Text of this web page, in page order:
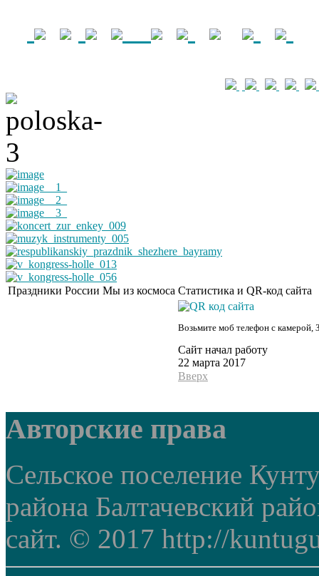
Праздники России Мы из космоса Статистика и QR-код сайта
Возьмите моб телефон с камерой,
Сайт начал работу
22 марта 2017
Вверх
Авторские права
Сельское поселение
района Балтачевский
сайт. © 2017 http://